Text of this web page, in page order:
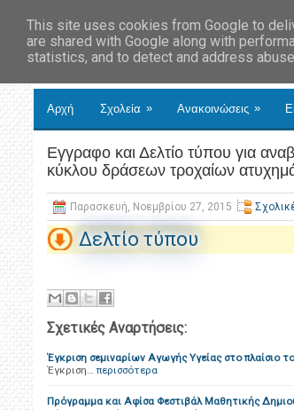
Αρχή Σχολεία » Ανακοινώσεις »
Εγγραφο και Δελτίο τύπου για
κύκλου δράσεων τροχαίων
Παρασκευή, Νοεμβρίου 27, 2015
Δελτίο τύπου
Σχετικές Αναρτήσεις:
Έγκριση σεμιναρίων Αγωγής Υγείας στο πλαίσιο
Έγκριση… περισσότερα
Πρόγραμμα και Αφίσα Φεστιβάλ Μαθητικής
This site uses cookies from Google to
are shared with Google along with
statistics, and to detect and address